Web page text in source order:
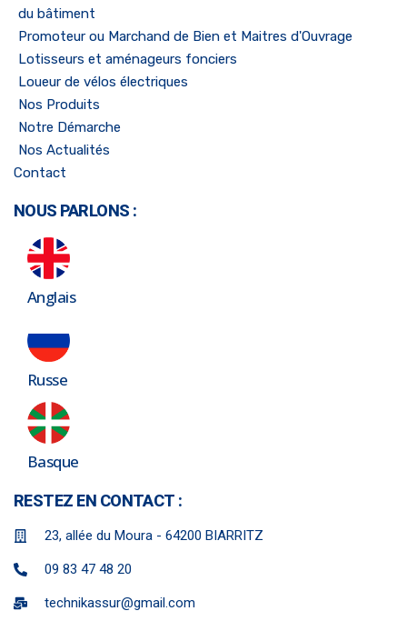
du bâtiment
Promoteur ou Marchand de Bien et Maitres d'Ouvrage
Lotisseurs et aménageurs fonciers
Loueur de vélos électriques
Nos Produits
Notre Démarche
Nos Actualités
Contact
NOUS PARLONS :
Anglais
Russe
Basque
RESTEZ EN CONTACT :
23, allée du Moura - 64200 BIARRITZ
09 83 47 48 20
technikassur@gmail.com